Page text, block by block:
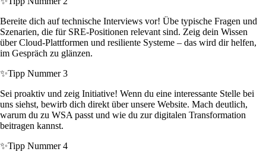
Bereite dich auf technische Interviews vor! Übe typische Fragen und
Szenarien, die für SRE-Positionen relevant sind. Zeig dein Wissen
über Cloud-Plattformen und resiliente Systeme – das wird dir helfen,
im Gespräch zu glänzen.
✨Tipp Nummer 3
Sei proaktiv und zeig Initiative! Wenn du eine interessante Stelle bei
uns siehst, bewirb dich direkt über unsere Website. Mach deutlich,
warum du zu WSA passt und wie du zur digitalen Transformation
beitragen kannst.
✨Tipp Nummer 4